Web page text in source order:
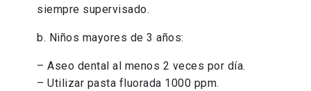
siempre supervisado.
b. Niños mayores de 3 años:
– Aseo dental al menos 2 veces por día.
– Utilizar pasta fluorada 1000 ppm.